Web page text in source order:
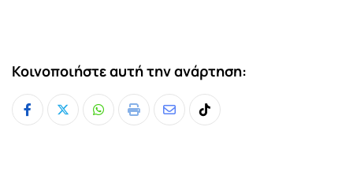
Κοινοποιήστε αυτή την ανάρτηση:
Whatsapp
Print
ShareTiktok